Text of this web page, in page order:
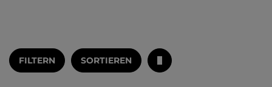
FILTERN SORTIEREN